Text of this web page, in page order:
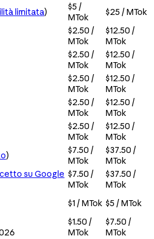
limitata)
$5 /
MTok
$25 / MTok
$2.50 /
MTok
$12.50 /
MTok
$2.50 /
MTok
$12.50 /
MTok
$2.50 /
MTok
$12.50 /
MTok
$2.50 /
MTok
$12.50 /
MTok
$2.50 /
MTok
$12.50 /
MTok
)
$7.50 /
MTok
$37.50 /
MTok
su Google $7.50 /
MTok
$37.50 /
MTok
$1 / MTok $5 / MTok
$1.50 /
MTok
$7.50 /
MTok